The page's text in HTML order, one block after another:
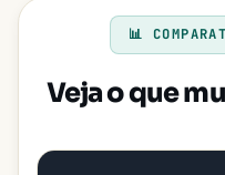
📊
Veja o que